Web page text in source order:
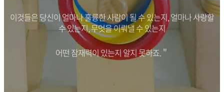
유아 스스로 성장하게 하는
몬테소리 교육
이것들은 당신이 얼마나 훌륭한 사람이 될 수 있는지, 얼마나 사랑할
수 있는지, 무엇을 이뤄낼 수 있는지
어떤 잠재력이 있는지 알지 못하죠.＂